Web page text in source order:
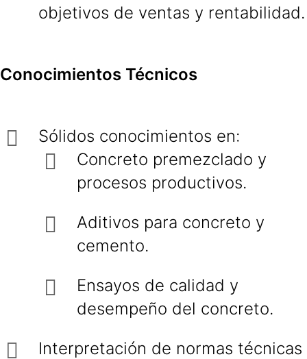
objetivos de ventas y rentabilidad.
Conocimientos Técnicos
Sólidos conocimientos en:
Concreto premezclado y
procesos productivos.
Aditivos para concreto y
cemento.
Ensayos de calidad y
desempeño del concreto.
Interpretación de normas técnicas